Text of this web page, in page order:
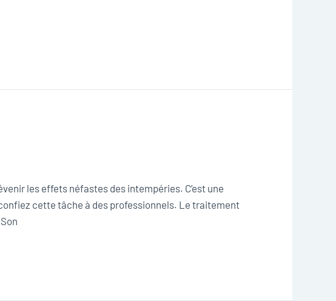
les effets néfastes des intempéries. C’est une
cette tâche à des professionnels. Le traitement